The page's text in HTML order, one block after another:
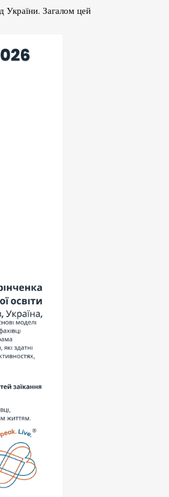
України. Загалом цей